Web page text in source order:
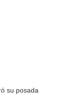
su posada